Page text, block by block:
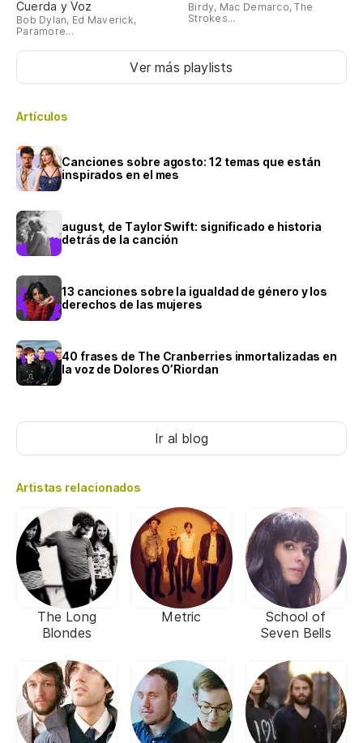
Cuerda y Voz
Bob Dylan, Ed Maverick,
Paramore...
Birdy, Mac Demarco, The
Strokes...
Ver más playlists
Artículos
Canciones sobre agosto: 12 temas que están
inspirados en el mes
august, de Taylor Swift: significado e historia
detrás de la canción
13 canciones sobre la igualdad de género y los
derechos de las mujeres
40 frases de The Cranberries inmortalizadas en
la voz de Dolores O’Riordan
Ir al blog
Artistas relacionados
The Long
Blondes
Metric
School of
Seven Bells